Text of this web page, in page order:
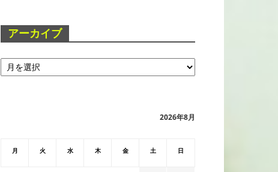
アーカイブ
ア
ー
2026年8月
月 火 水 木 金 土 日